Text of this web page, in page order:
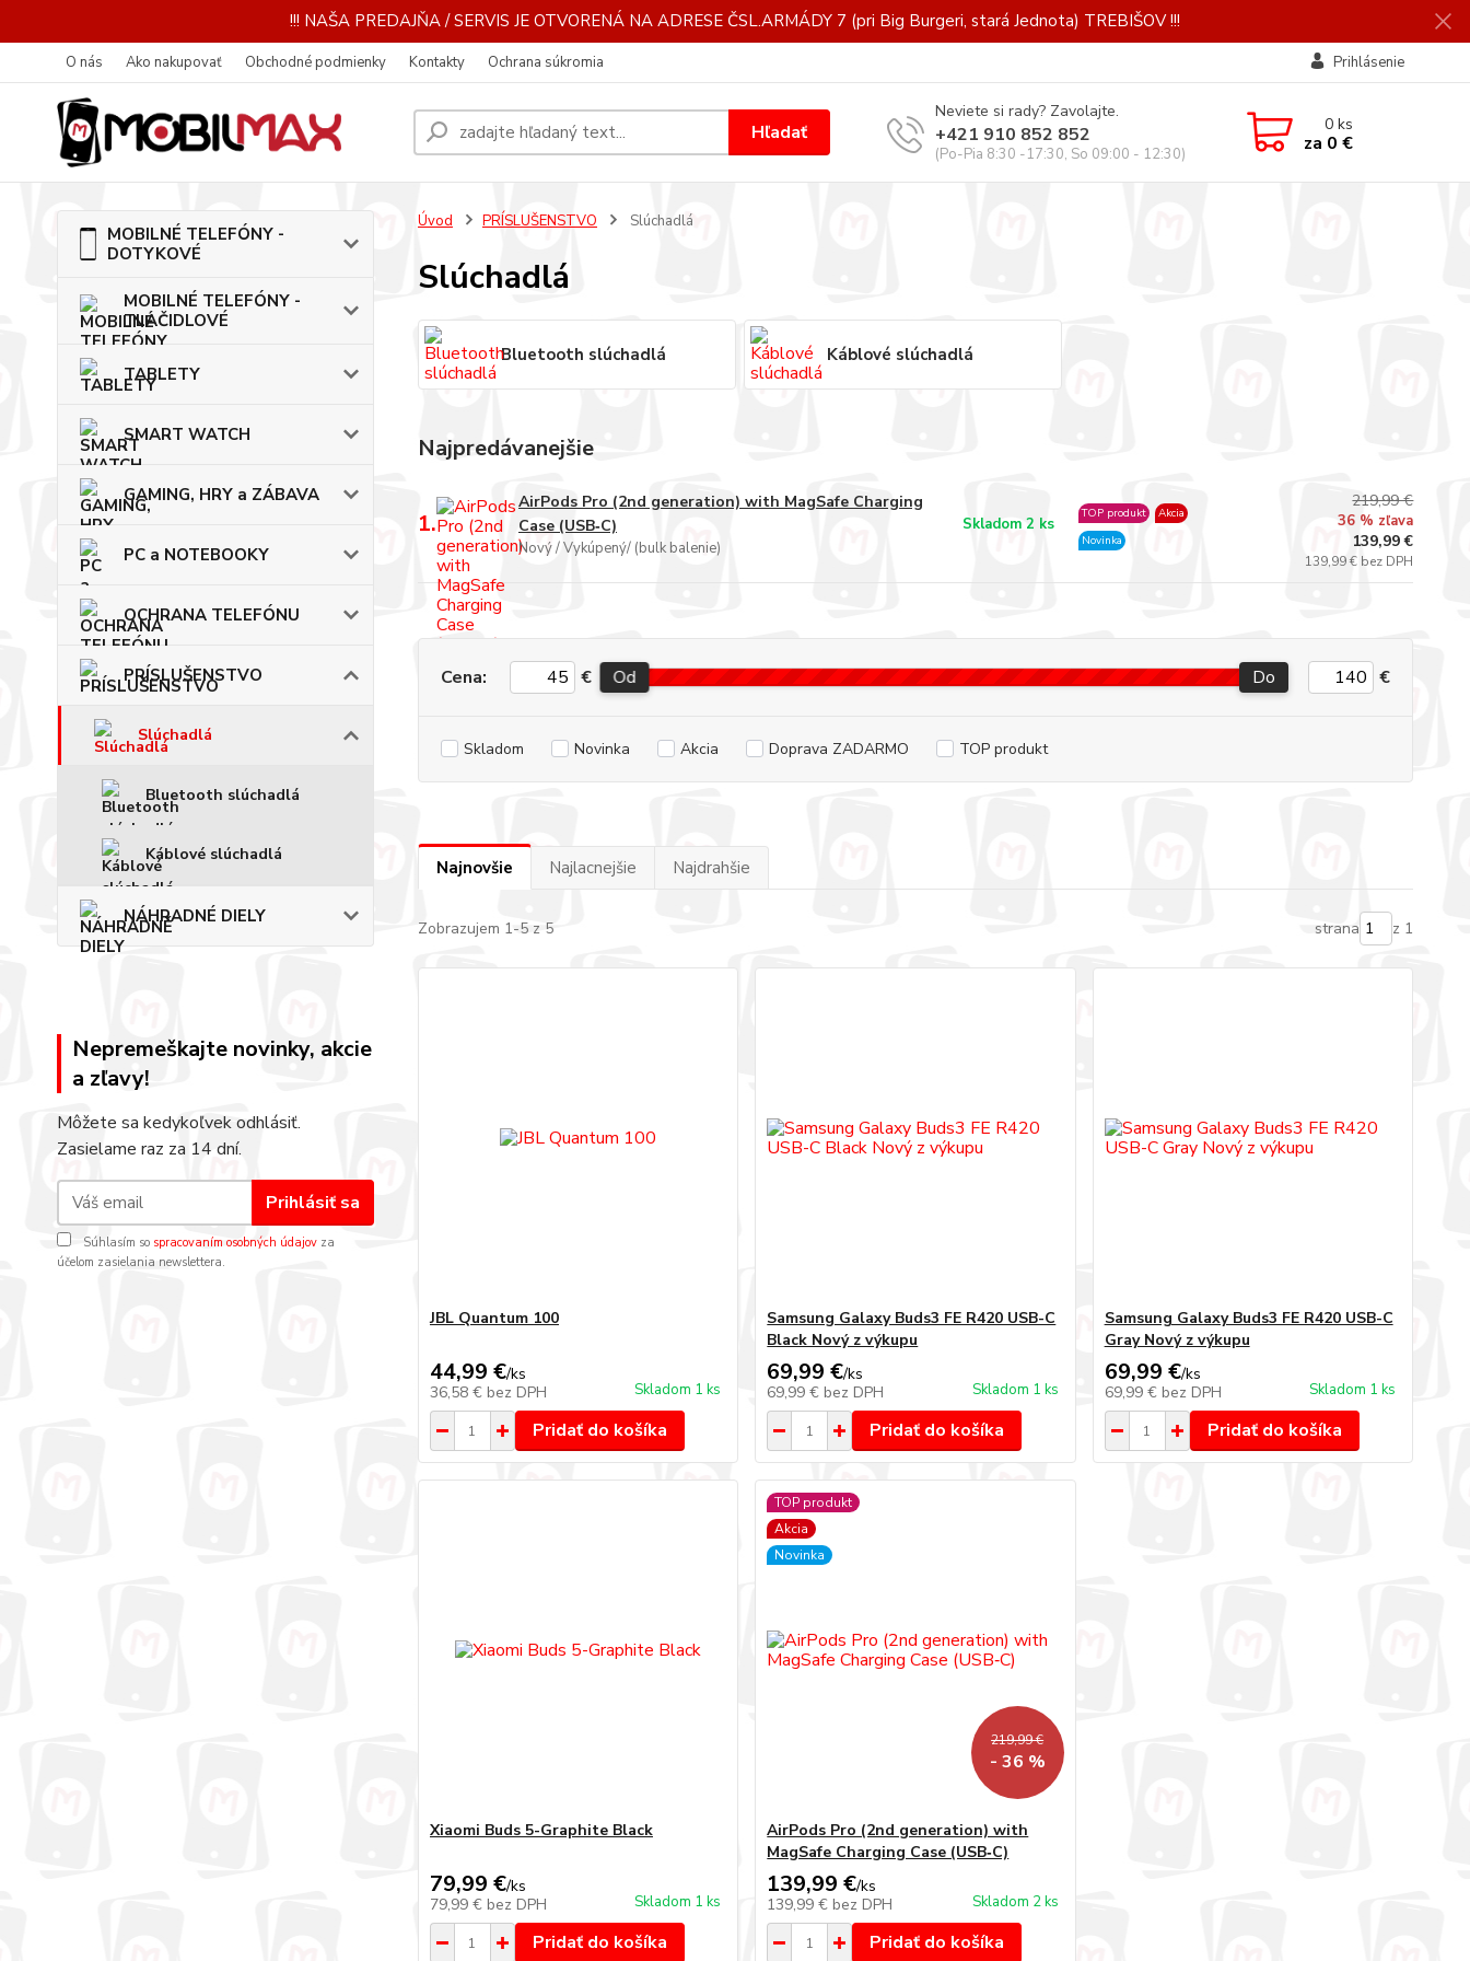
!!! NAŠA PREDAJŇA / SERVIS JE OTVORENÁ NA ADRESE ČSL.ARMÁDY 7 (pri Big Burgeri, stará Jednota) TREBIŠOV !!!
O nás Ako nakupovať Obchodné podmienky Kontakty Ochrana súkromia Prihlásenie
Hľadať
Neviete si rady? Zavolajte.
+421 910 852 852
(Po-Pia 8:30 -17:30, So 09:00 - 12:30)
0ks
za 0 €
MOBILNÉ TELEFÓNY -
DOTYKOVÉ
MOBILNÉ TELEFÓNY -
TLAČIDLOVÉ
TABLETY
SMART WATCH
GAMING, HRY a ZÁBAVA
PC a NOTEBOOKY
OCHRANA TELEFÓNU
PRÍSLUŠENSTVO
Slúchadlá
Bluetooth slúchadlá
Káblové slúchadlá
NÁHRADNÉ DIELY
Nepremeškajte novinky, akcie
a zľavy!
Môžete sa kedykoľvek odhlásiť.
Zasielame raz za 14 dní.
Prihlásiť sa
Súhlasím so spracovaním osobných údajov za
účelom zasielania newslettera.
Úvod PRÍSLUŠENSTVO Slúchadlá
Slúchadlá
Bluetooth slúchadlá Káblové slúchadlá
Najpredávanejšie
1.
AirPods Pro (2nd generation) with MagSafe Charging
Case (USB‑C)
Nový / Vykúpený/ (bulk balenie)
Skladom 2 ks
TOP produkt
Akcia
Novinka
219,99 €
36 % zľava
139,99 €
139,99 € bez DPH
Cena: € Od Do €
Skladom Novinka Akcia Doprava ZADARMO TOP produkt
Najnovšie Najlacnejšie Najdrahšie
Zobrazujem 1-5 z 5 strana z 1
JBL Quantum 100
44,99 €/ks
36,58 € bez DPH Skladom 1 ks
Pridať do košíka
Samsung Galaxy Buds3 FE R420 USB-C
Black Nový z výkupu
69,99 €/ks
69,99 € bez DPH Skladom 1 ks
Pridať do košíka
Samsung Galaxy Buds3 FE R420 USB-C
Gray Nový z výkupu
69,99 €/ks
69,99 € bez DPH Skladom 1 ks
Pridať do košíka
Xiaomi Buds 5-Graphite Black
79,99 €/ks
79,99 € bez DPH Skladom 1 ks
Pridať do košíka
TOP produkt
Akcia
Novinka
219,99 €
- 36 %
AirPods Pro (2nd generation) with
MagSafe Charging Case (USB‑C)
139,99 €/ks
139,99 € bez DPH Skladom 2 ks
Pridať do košíka